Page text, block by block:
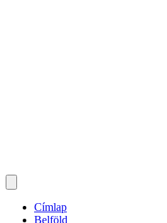
Címlap
Belföld